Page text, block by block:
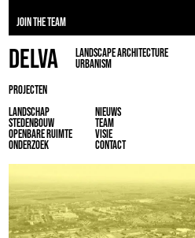
JOIN THE TEAM
DELVA
LANDSCAPE ARCHITECTURE
URBANISM
PROJECTEN
LANDSCHAP
STEDENBOUW
OPENBARE RUIMTE
ONDERZOEK
NIEUWS
TEAM
VISIE
CONTACT